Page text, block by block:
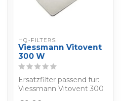
HQ-FILTERS
Viessmann Vitovent
300 W
Ersatzfilter passend für:
Viessmann Vitovent 300